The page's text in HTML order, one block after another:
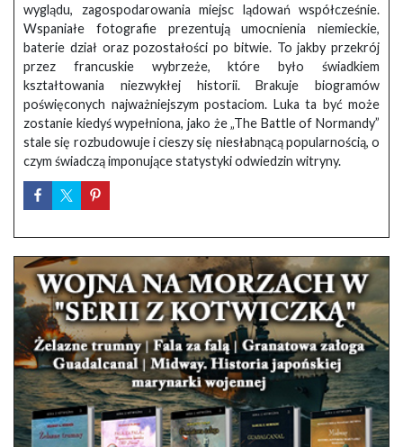
wyglądu, zagospodarowania miejsc lądowań współcześnie.
Wspaniałe fotografie prezentują umocnienia niemieckie,
baterie dział oraz pozostałości po bitwie. To jakby przekrój
przez francuskie wybrzeże, które było świadkiem
kształtowania niezwykłej historii. Brakuje biogramów
poświęconych najważniejszym postaciom. Luka ta być może
zostanie kiedyś wypełniona, jako że „The Battle of Normandy”
stale się rozbudowuje i cieszy się niesłabnącą popularnością, o
czym świadczą imponujące statystyki odwiedzin witryny.